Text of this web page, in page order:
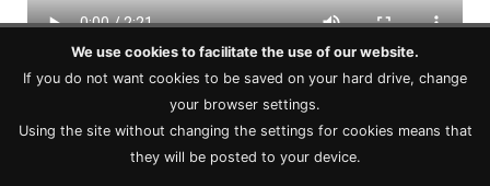
We use cookies to facilitate the use of our website.
If you do not want cookies to be saved on your hard drive, change
your browser settings.
Using the site without changing the settings for cookies means that
they will be posted to your device.